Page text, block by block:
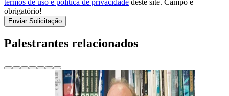
termos de uso e política de privacidade deste site. Campo é
obrigatório!
Enviar Solicitação
Palestrantes relacionados